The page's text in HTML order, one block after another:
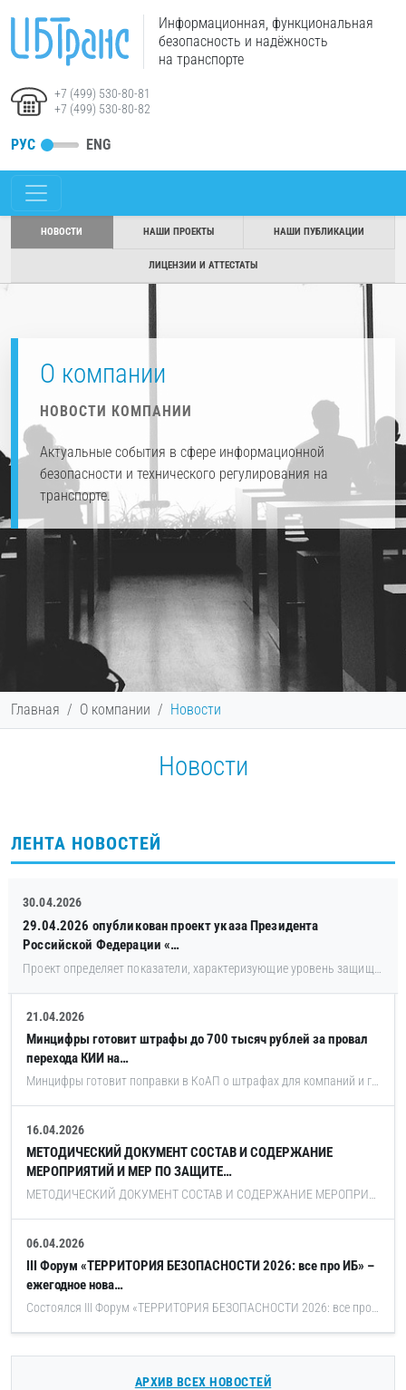
Информационная, функциональная
безопасность и надёжность
на транспорте
+7 (499) 530-80-81
+7 (499) 530-80-82
РУС ENG
НОВОСТИ НАШИ ПРОЕКТЫ НАШИ ПУБЛИКАЦИИ
ЛИЦЕНЗИИ И АТТЕСТАТЫ
О компании
НОВОСТИ КОМПАНИИ
Актуальные события в сфере информационной
безопасности и технического регулирования на
транспорте.
Главная О компании Новости
Новости
ЛЕНТА НОВОСТЕЙ
30.04.2026
29.04.2026 опубликован проект указа Президента
Российской Федерации «…
21.04.2026
Минцифры готовит штрафы до 700 тысяч рублей за провал
перехода КИИ на…
16.04.2026
МЕТОДИЧЕСКИЙ ДОКУМЕНТ СОСТАВ И СОДЕРЖАНИЕ
МЕРОПРИЯТИЙ И МЕР ПО ЗАЩИТЕ…
06.04.2026
III Форум «ТЕРРИТОРИЯ БЕЗОПАСНОСТИ 2026: все про ИБ» –
ежегодное нова…
АРХИВ ВСЕХ НОВОСТЕЙ